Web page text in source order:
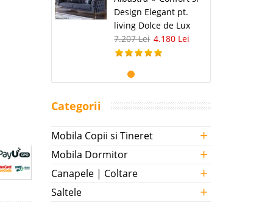
Design Elegant pt.
living Dolce de Lux
7.207 Lei 4.180 Lei
Categorii
Mobila Copii si Tineret +
Mobila Dormitor +
Canapele | Coltare +
Saltele +